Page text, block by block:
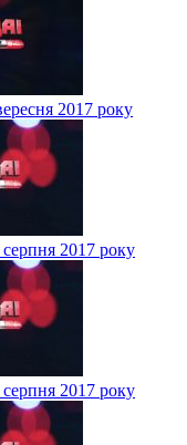
2017 року
2017 року
2017 року